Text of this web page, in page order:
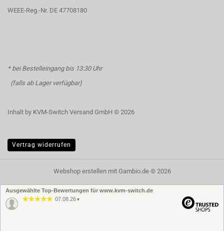
WEEE-Reg.-Nr. DE 47708180
* bei Bestelleingang bis 13:30 Uhr
(falls ab Lager verfügbar)
Inhalt by KVM-Switch Versand GmbH © 2026
Vertrag widerrufen
Webshop erstellenmit Gambio.de © 2026
Ausgewählte Top-Bewertungen für www.kvm-switch.de
07.08.26 ▼